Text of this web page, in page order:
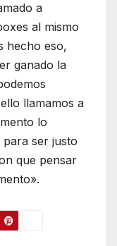
a
al mismo
hecho eso,
ganado la
llamamos a
lo
para ser justo
que pensar